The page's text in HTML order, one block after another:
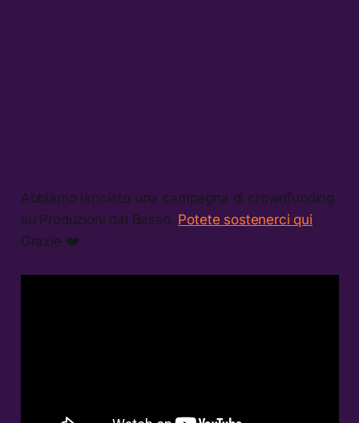
Abbiamo lanciato una campagna di crowdfunding
su Produzioni dal Basso. Potete sostenerci qui.
Grazie ❤️